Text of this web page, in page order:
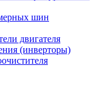
шин
двигателя
(инверторы)